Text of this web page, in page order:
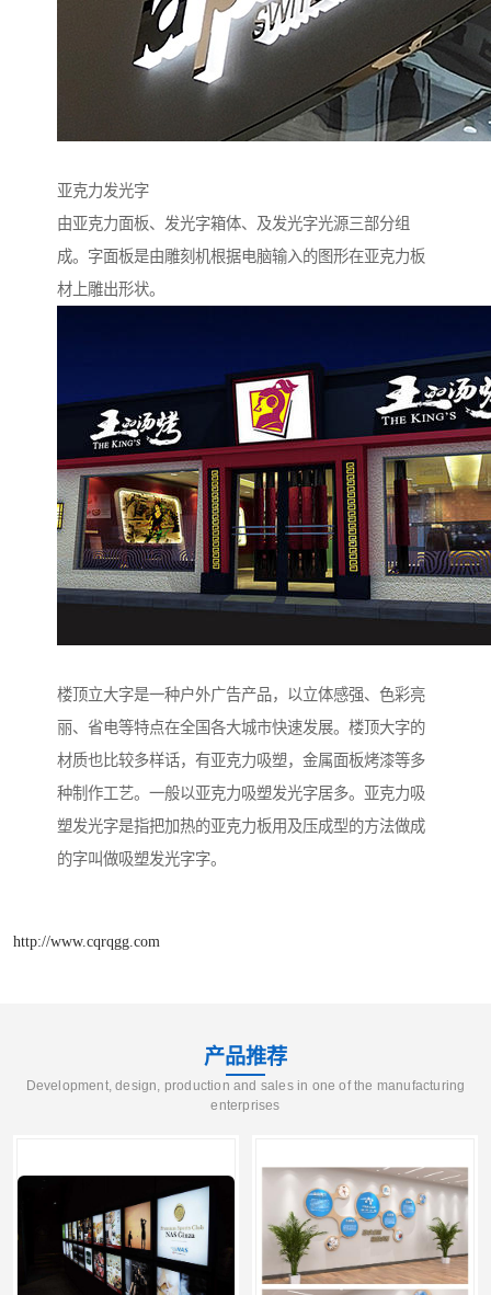
亚克力发光字
由亚克力面板、发光字箱体、及发光字光源三部分组
成。字面板是由雕刻机根据电脑输入的图形在亚克力板
材上雕出形状。
楼顶立大字是一种户外广告产品，以立体感强、色彩亮
丽、省电等特点在全国各大城市快速发展。楼顶大字的
材质也比较多样话，有亚克力吸塑，金属面板烤漆等多
种制作工艺。一般以亚克力吸塑发光字居多。亚克力吸
塑发光字是指把加热的亚克力板用及压成型的方法做成
的字叫做吸塑发光字字。
http://www.cqrqgg.com
产品推荐
Development, design, production and sales in one of the manufacturing
enterprises